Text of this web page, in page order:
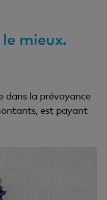
mieux.
dans la prévoyance
est payant